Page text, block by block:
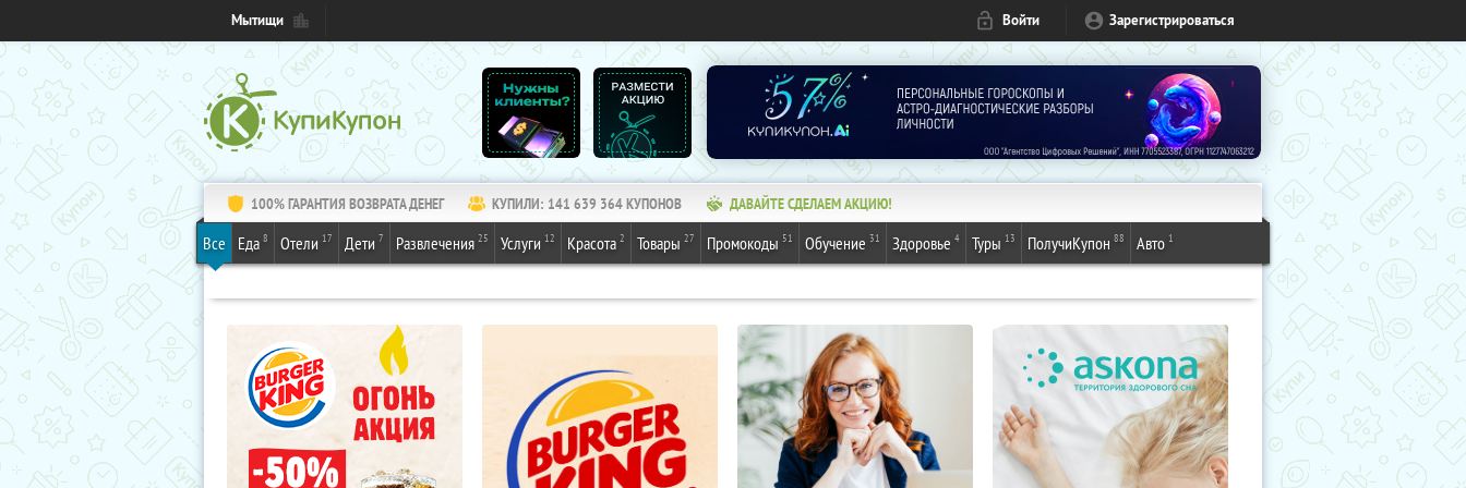
Мытищи Войти Зарегистрироваться
100% ГАРАНТИЯ ВОЗВРАТА ДЕНЕГ КУПИЛИ: 141 639 364КУПОНОВ ДАВАЙТЕ СДЕЛАЕМ АКЦИЮ!
Все Еда 8 Отели 17 Дети 7 Развлечения 25 Услуги 12 Красота 2 Товары 27 Промокоды 51 Обучение 31 Здоровье 4 Туры 13 ПолучиКупон 88 Авто 1